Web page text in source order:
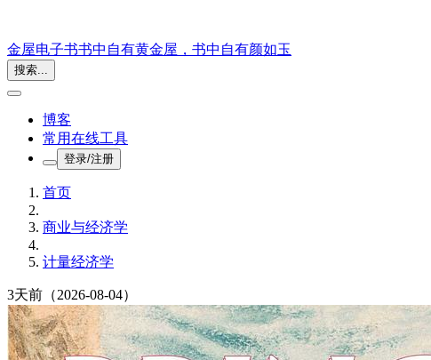
金屋电子书书中自有黄金屋，书中自有颜如玉
搜索...
博客
常用在线工具
登录/注册
首页
商业与经济学
计量经济学
3天前 （2026-08-04）